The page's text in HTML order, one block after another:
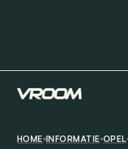
HOME INFORMATIE OPEL